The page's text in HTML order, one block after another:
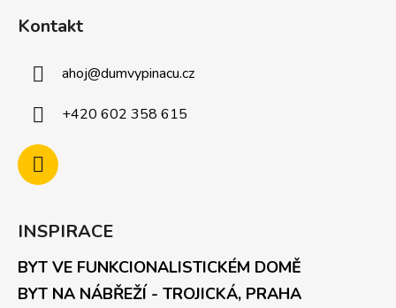
Kontakt
ahoj@dumvypinacu.cz
+420 602 358 615
INSPIRACE
BYT VE FUNKCIONALISTICKÉM DOMĚ
BYT NA NÁBŘEŽÍ - TROJICKÁ, PRAHA